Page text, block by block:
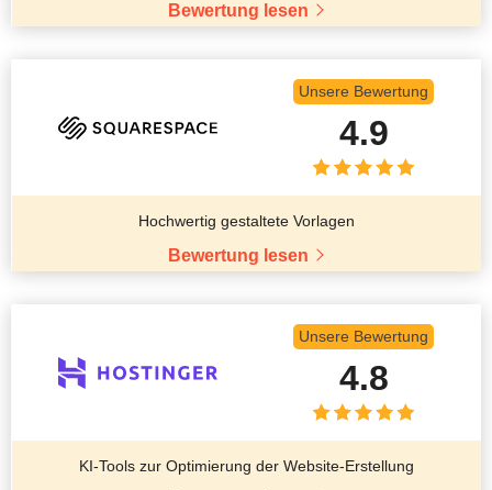
Bewertung lesen
Unsere Bewertung
4.9
Hochwertig gestaltete Vorlagen
Bewertung lesen
Unsere Bewertung
4.8
KI-Tools zur Optimierung der Website-Erstellung